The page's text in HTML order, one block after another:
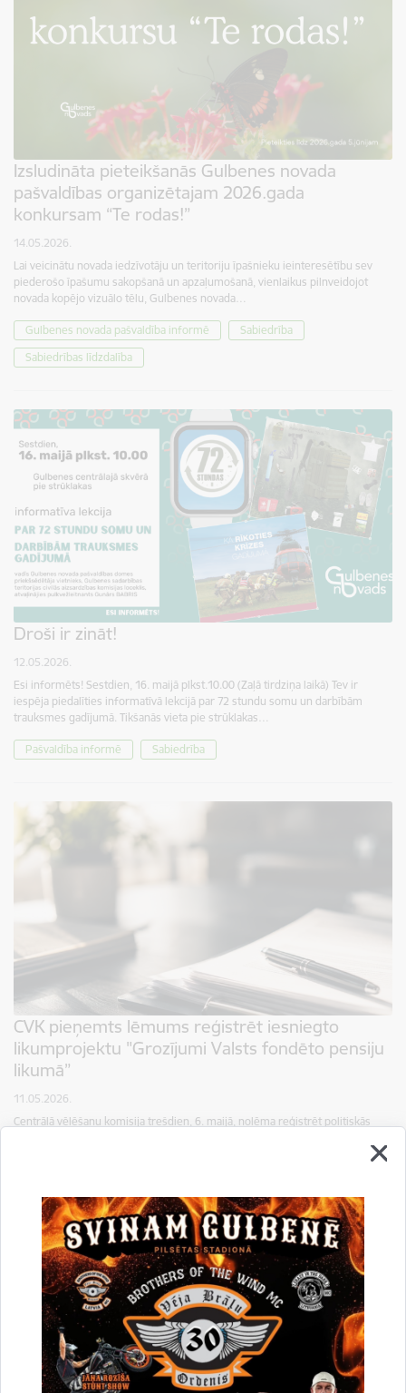
Izsludināta pieteikšanās Gulbenes novada
pašvaldības organizētajam 2026.gada
konkursam “Te rodas!”
14.05.2026.
Lai veicinātu novada iedzīvotāju un teritoriju īpašnieku ieinteresētību sev
piederošo īpašumu sakopšanā un apzaļumošanā, vienlaikus pilnveidojot
novada kopējo vizuālo tēlu, Gulbenes novada…
Gulbenes novada pašvaldība informē
Sabiedrība
Sabiedrības līdzdalība
Droši ir zināt!
12.05.2026.
Esi informēts! Sestdien, 16. maijā plkst.10.00 (Zaļā tirdziņa laikā) Tev ir
iespēja piedalīties informatīvā lekcijā par 72 stundu somu un darbībām
trauksmes gadījumā. Tikšanās vieta pie strūklakas…
Pašvaldība informē Sabiedrība
CVK pieņemts lēmums reģistrēt iesniegto
likumprojektu "Grozījumi Valsts fondēto pensiju
likumā”
11.05.2026.
Centrālā vēlēšanu komisija trešdien, 6. maijā, nolēma reģistrēt politiskās